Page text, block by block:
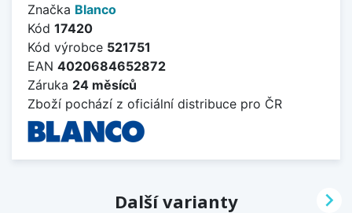
Značka Blanco
Kód 17420
Kód výrobce 521751
EAN 4020684652872
Záruka 24 měsíců
Zboží pochází z oficiální distribuce pro ČR
Další varianty 